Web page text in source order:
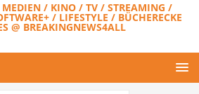
/ KINO / TV / STREAMING /
/ LIFESTYLE / BÜCHERECKE
@ BREAKINGNEWS4ALL